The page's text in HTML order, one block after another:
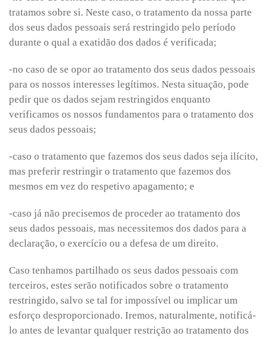
tratamos sobre si. Neste caso, o tratamento da nossa parte
dos seus dados pessoais será restringido pelo período
durante o qual a exatidão dos dados é verificada;
-no caso de se opor ao tratamento dos seus dados pessoais
para os nossos interesses legítimos. Nesta situação, pode
pedir que os dados sejam restringidos enquanto
verificamos os nossos fundamentos para o tratamento dos
seus dados pessoais;
-caso o tratamento que fazemos dos seus dados seja ilícito,
mas preferir restringir o tratamento que fazemos dos
mesmos em vez do respetivo apagamento; e
-caso já não precisemos de proceder ao tratamento dos
seus dados pessoais, mas necessitemos dos dados para a
declaração, o exercício ou a defesa de um direito.
Caso tenhamos partilhado os seus dados pessoais com
terceiros, estes serão notificados sobre o tratamento
restringido, salvo se tal for impossível ou implicar um
esforço desproporcionado. Iremos, naturalmente, notificá-
lo antes de levantar qualquer restrição ao tratamento dos